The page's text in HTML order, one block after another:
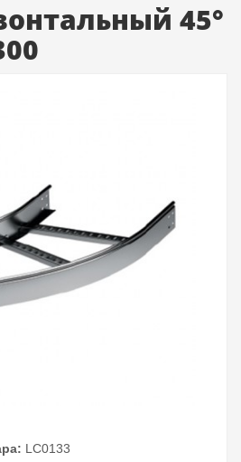
45°
LC0133